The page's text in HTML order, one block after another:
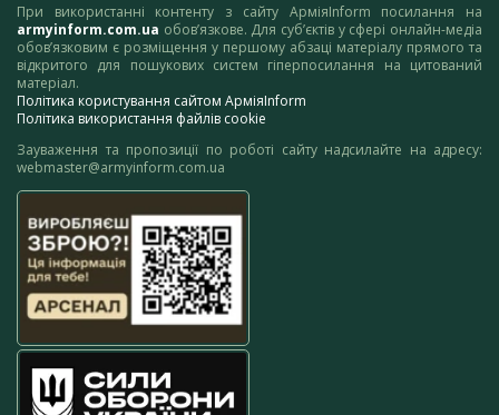
При використанні контенту з сайту АрміяInform посилання на
armyinform.com.ua обов’язкове. Для суб’єктів у сфері онлайн-медіа
обов’язковим є розміщення у першому абзаці матеріалу прямого та
відкритого для пошукових систем гіперпосилання на цитований
матеріал.
Політика користування сайтом АрміяInform
Політика використання файлів cookie
Зауваження та пропозиції по роботі сайту надсилайте на адресу:
webmaster@armyinform.com.ua